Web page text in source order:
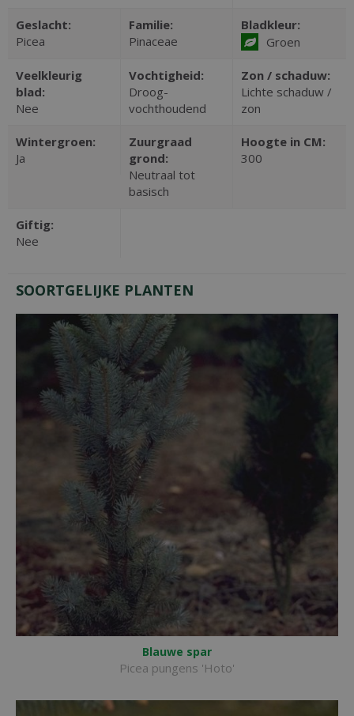
Geslacht:
Picea
Familie:
Pinaceae
Bladkleur:
Groen
Veelkleurig
blad:
Nee
Vochtigheid:
Droog-
vochthoudend
Zon / schaduw:
Lichte schaduw /
zon
Wintergroen:
Ja
Zuurgraad
grond:
Neutraal tot
basisch
Hoogte in CM:
300
Giftig:
Nee
SOORTGELIJKE PLANTEN
Blauwe spar
Picea pungens 'Hoto'